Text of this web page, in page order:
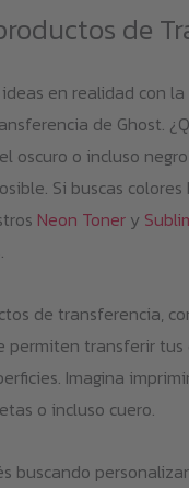
de
en realidad con
de Ghost.
oscuro o incluso
Si buscas
Neon Tonery
de transferencia,
permiten transferir tus
Imagina
o incluso cuero.
buscando